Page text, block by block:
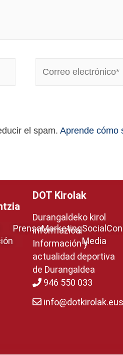
el spam. Aprende cómo
PrensaMarketingSocial
Media
DOT Kirolak
Durangaldeko kirol
informazioa.
Información y
actualidad deportiva
de Durangaldea
946 550 033
info@dotkirolak.eus